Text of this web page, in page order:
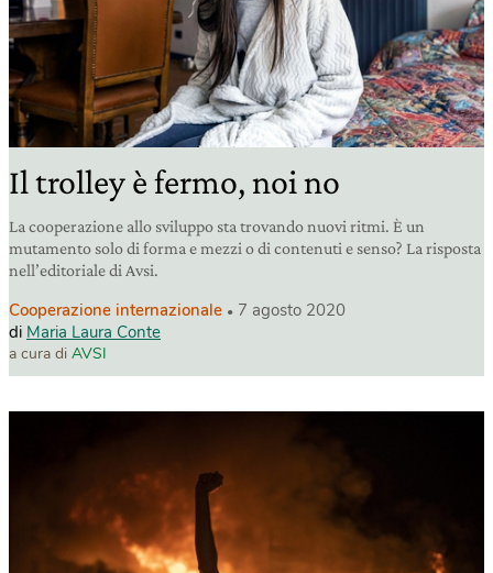
Il trolley è fermo, noi no
La cooperazione allo sviluppo sta trovando nuovi ritmi. È un
mutamento solo di forma e mezzi o di contenuti e senso? La risposta
nell’editoriale di Avsi.
Cooperazione internazionale
7 agosto 2020
di Maria Laura Conte
a cura di AVSI